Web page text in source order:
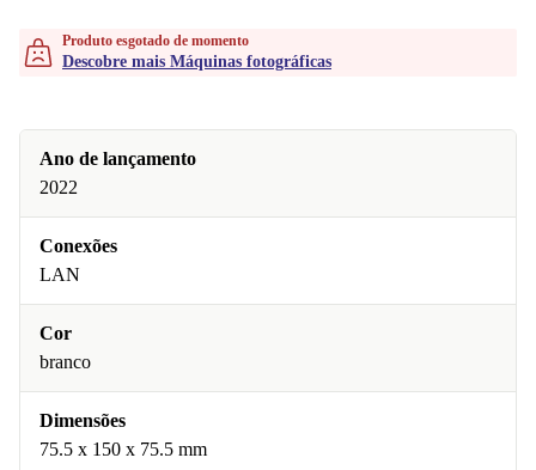
Produto esgotado de momento
Descobre mais Máquinas fotográficas
Ano de lançamento
2022
Conexões
LAN
Cor
branco
Dimensões
75.5 x 150 x 75.5 mm